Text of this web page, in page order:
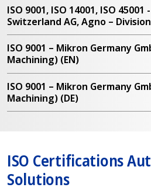
ISO 9001, ISO 14001, ISO 45001
Switzerland AG, Agno –
ISO 9001 – Mikron Germany
Machining) (EN)
ISO 9001 – Mikron Germany
Machining) (DE)
ISO Certifications
Solutions